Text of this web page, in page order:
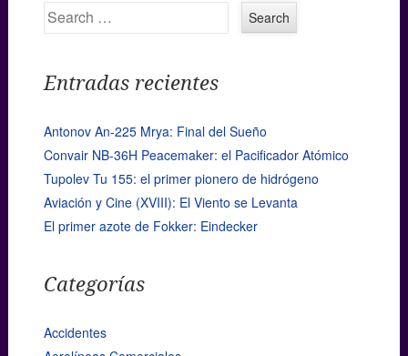
Search
Entradas recientes
Antonov An-225 Mrya: Final del Sueño
Convair NB-36H Peacemaker: el Pacificador Atómico
Tupolev Tu 155: el primer pionero de hidrógeno
Aviación y Cine (XVIII): El Viento se Levanta
El primer azote de Fokker: Eindecker
Categorías
Accidentes